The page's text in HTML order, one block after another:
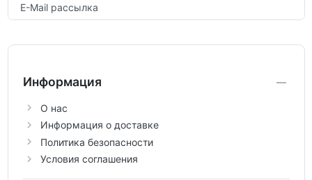
E-Mail рассылка
Информация
О нас
Информация о доставке
Политика безопасности
Условия соглашения